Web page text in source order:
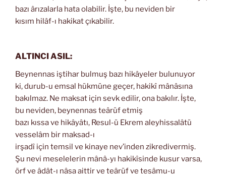
bazı ârızalarla hata olabilir. İşte, bu neviden bir
kısım hilâf-ı hakikat çıkabilir.
ALTINCI ASIL:
Beynennas iştihar bulmuş bazı hikâyeler bulunuyor
ki, durub-u emsal hükmüne geçer, hakikî mânâsına
bakılmaz. Ne maksat için sevk edilir, ona bakılır. İşte,
bu neviden, beynennas teârüf etmiş
bazı kıssa ve hikâyâtı, Resul-ü Ekrem aleyhissalâtü
vesselâm bir maksad-ı
irşadî için temsil ve kinaye nev’inden zikredivermiş.
Şu nevi meselelerin mânâ-yı hakikîsinde kusur varsa,
örf ve âdât-ı nâsa aittir ve teârüf ve tesâmu-u